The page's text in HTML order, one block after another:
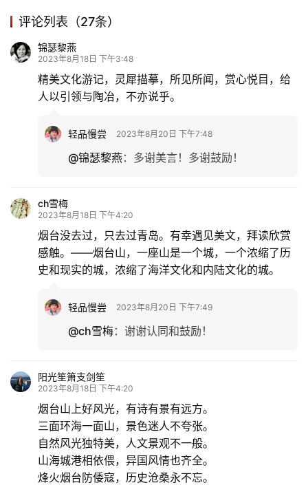
评论列表（27条）
锦瑟黎燕
2023年8月18日 下午3:48
精美文化游记，灵犀描摹，所见所闻，赏心悦目，给
人以引领与陶冶，不亦说乎。
轻品慢尝 2023年8月20日 下午7:48
@锦瑟黎燕： 多谢美言！多谢鼓励！
ch雪梅
2023年8月18日 下午4:20
烟台没去过，只去过青岛。有幸遇见美文，拜读欣赏
感触。——烟台山，一座山是一个城，一个浓缩了历
史和现实的城，浓缩了海洋文化和内陆文化的城。
轻品慢尝 2023年8月20日 下午7:49
@ch雪梅： 谢谢认同和鼓励！
阳光笙箫支剑笙
2023年8月18日 下午4:20
烟台山上好风光，有诗有景有远方。
三面环海一面山，景色迷人不夸张。
自然风光独特美，人文景观不一般。
山海城港相依偎，异国风情也齐全。
烽火烟台防倭寇，历史沧桑永不忘。